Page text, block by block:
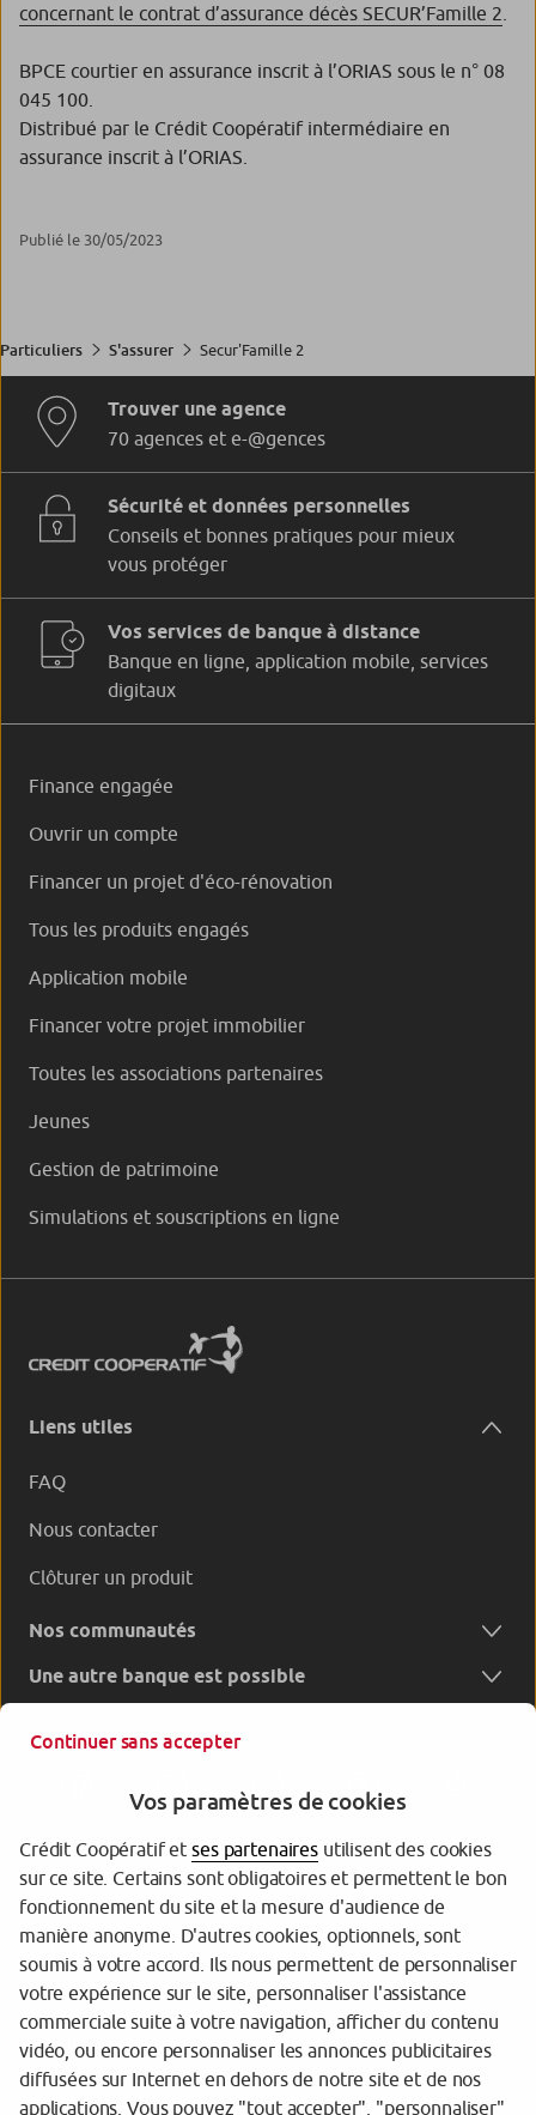
concernant le contrat d’assurance décès SECUR’Famille 2
BPCE courtier en assurance inscrit à l’ORIAS sous le n° 08
045 100.
Distribué par le Crédit Coopératif intermédiaire en
assurance inscrit à l’ORIAS.
Publié le 30/05/2023
Particuliers S'assurer Secur'Famille 2
Trouver une agence
70 agences et e-@gences
Sécurité et données personnelles
Conseils et bonnes pratiques pour mieux
vous protéger
Vos services de banque à distance
Banque en ligne, application mobile, services
digitaux
Finance engagée
Ouvrir un compte
Financer un projet d'éco-rénovation
Tous les produits engagés
Application mobile
Financer votre projet immobilier
Toutes les associations partenaires
Jeunes
Gestion de patrimoine
Simulations et souscriptions en ligne
Liens utiles
FAQ
Nous contacter
Clôturer un produit
Nos communautés
Une autre banque est possible
Garantie des Dépôts
Protection des données personnelles
Gestion des cookies
Sécurité
Tarifs
Continuer sans accepter
Vos paramètres de cookies
Crédit Coopératif etses partenairesutilisent des cookies
sur ce site. Certains sont obligatoires et permettent le bon
fonctionnement du site et la mesure d'audience de
manière anonyme. D'autres cookies, optionnels, sont
soumis à votre accord. Ils nous permettent de personnaliser
votre expérience sur le site, personnaliser l'assistance
commerciale suite à votre navigation, afficher du contenu
vidéo, ou encore personnaliser les annonces publicitaires
diffusées sur Internet en dehors de notre site et de nos
applications. Vous pouvez "tout accepter", "personnaliser"